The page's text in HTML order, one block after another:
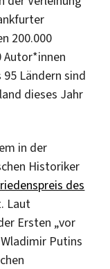
200.000
Autor*innen
Ländern sind
dieses Jahr
in der
Historiker
des
Laut
Ersten „vor
Putins